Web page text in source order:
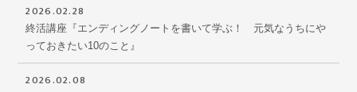
2026.02.28
終活講座『エンディングノートを書いて学ぶ！ 元気なうちにや
っておきたい10のこと』
2026.02.08